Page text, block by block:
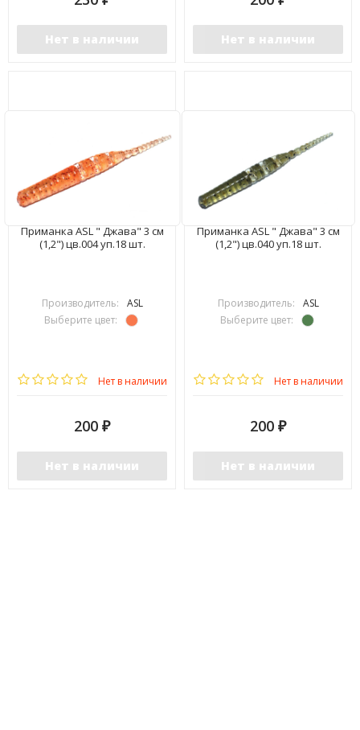
Нет в наличии Нет в наличии
Приманка ASL " Джава" 3 см
(1,2") цв.004 уп.18 шт.
Производитель:
ASL
Выберите цвет:
Нет в наличии
200 ₽
Нет в наличии
Приманка ASL " Джава" 3 см
(1,2") цв.040 уп.18 шт.
Производитель:
ASL
Выберите цвет:
Нет в наличии
200 ₽
Нет в наличии